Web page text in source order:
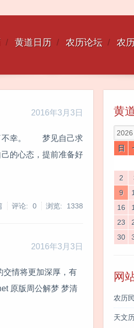
黄道日历 农历论坛 农
2016年3月3日
了不幸。 梦见自己求
的心态，提前准备好
评论: 0 浏览: 1338
2016年3月3日
交情将更加深厚，有
原版周公解梦 梦清
黄
日
2
9
16
23
30
网
农历
天文